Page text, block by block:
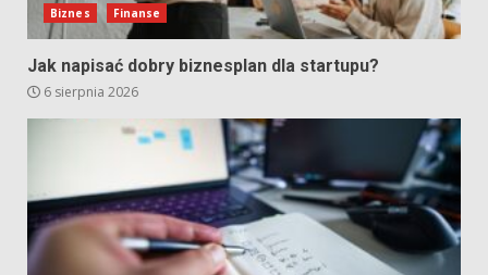
Biznes Finanse
Jak napisać dobry biznesplan dla startupu?
6 sierpnia 2026